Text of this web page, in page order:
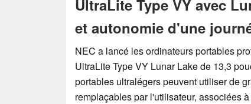
UltraLite Type VY avec
et autonomie d'une
NEC a lancé les ordinateurs portables
UltraLite Type VY Lunar Lake de 13,3
portables ultralégers peuvent utiliser de
remplaçables par l'utilisateur, associées